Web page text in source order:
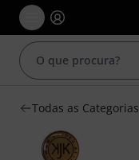
Todas as Categorias